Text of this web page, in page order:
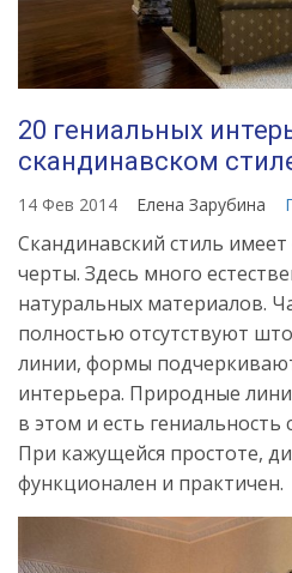
oformleniya-
dizayna
20 гениальных
скандинавском
14 Фев 2014 Елена Зарубина
Скандинавский стиль
черты. Здесь много
натуральных материалов.
полностью отсутствуют
линии, формы
интерьера. Природные
в этом и есть гениальность
При кажущейся простоте,
функционален и практичен.